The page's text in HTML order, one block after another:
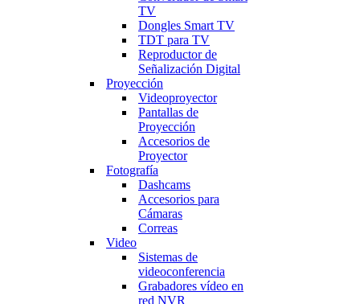
TV
Dongles Smart TV
TDT para TV
Reproductor de
Señalización Digital
Proyección
Videoproyector
Pantallas de
Proyección
Accesorios de
Proyector
Fotografía
Dashcams
Accesorios para
Cámaras
Correas
Video
Sistemas de
videoconferencia
Grabadores vídeo en
red NVR